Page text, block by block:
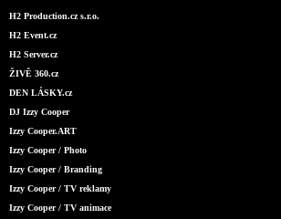
H2 Production.cz s.r.o.
H2 Event.cz
H2 Server.cz
ŽIVĚ 360.cz
DEN LÁSKY.cz
DJ Izzy Cooper
Izzy Cooper.ART
Izzy Cooper / Photo
Izzy Cooper / Branding
Izzy Cooper / TV reklamy
Izzy Cooper / TV animace